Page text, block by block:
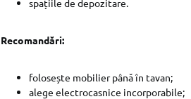
spațiile de depozitare.
Recomandări:
folosește mobilier până în tavan;
alege electrocasnice incorporabile;